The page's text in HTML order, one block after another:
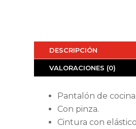
DESCRIPCIÓN
VALORACIONES (0)
Pantalón de cocina.
Con pinza.
Cintura con